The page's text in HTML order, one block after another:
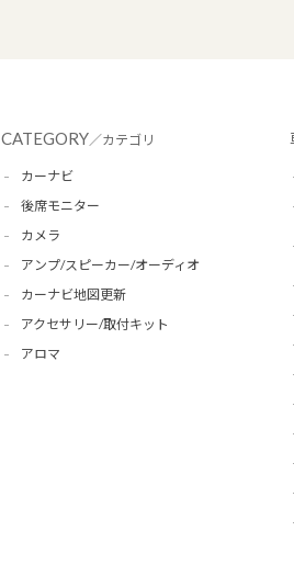
CATEGORY／カテゴリ
カーナビ
後席モニター
カメラ
アンプ/スピーカー/オーディオ
カーナビ地図更新
アクセサリー/取付キット
アロマ